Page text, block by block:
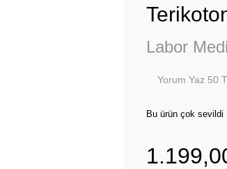
Labor
Yorum Yaz 50
Bu ürün çok sevildi